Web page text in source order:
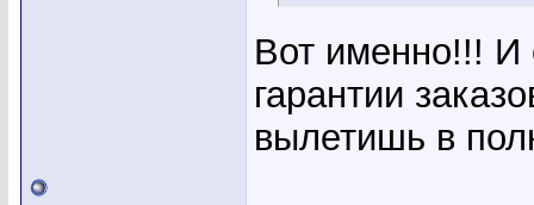
Вот именно!!! И
гарантии
вылетишь в